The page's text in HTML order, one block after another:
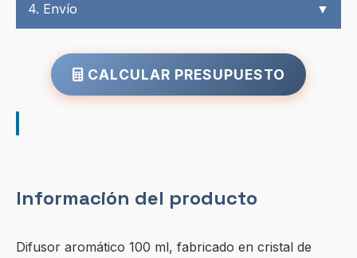
4. Envío ▼
CALCULAR PRESUPUESTO
Información del producto
Difusor aromático 100 ml, fabricado en cristal de